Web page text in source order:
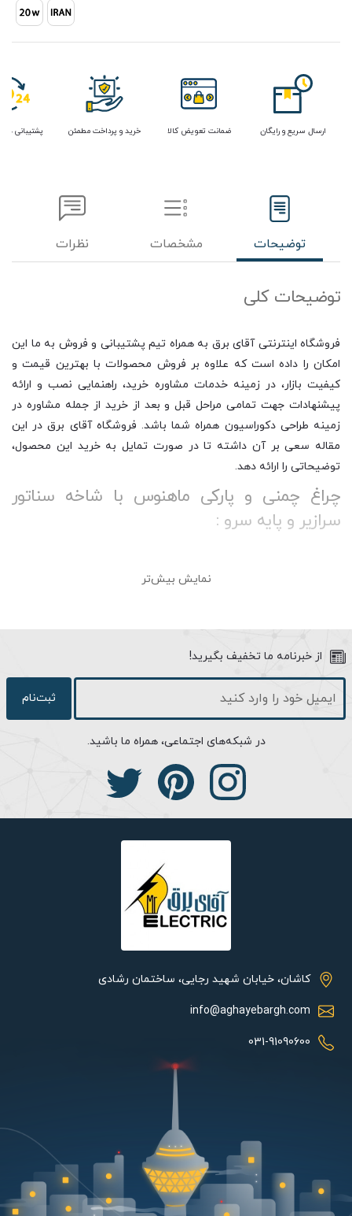
ارسال سریع و رایگان ضمانت تعویض کالا خرید و پرداخت مطمئن پشتیبانی
توضیحات مشخصات نظرات
توضیحات کلی
فروشگاه اینترنتی آقای برق به همراه تیم پشتیبانی و فروش به ما این
امکان را داده است که علاوه بر فروش محصولات با بهترین قیمت و
کیفیت بازار، در زمینه خدمات مشاوره خرید، راهنمایی نصب و ارائه
پیشنهادات جهت تمامی مراحل قبل و بعد از خرید از جمله مشاوره در
زمینه طراحی دکوراسیون همراه شما باشد. فروشگاه آقای برق در این
مقاله سعی بر آن داشته تا در صورت تمایل به خرید این محصول،
توضیحاتی را ارائه دهد.
چراغ چمنی و پارکی ماهنوس با شاخه سناتور
سرازیر و پایه سرو :
به نظم، زیبایی و جزئیات اهمیت می‌دهند. روشنایی‌ها یکی از عوامل
شب بیشتر هم می‌شود! به همین دلیل انتخاب یک چراغ محوطه‌ای
درخور، مناسب و چشم‌نواز می‌تواند تضمین کننده یک‌دستی و زیبایی
محصولات گروه روشنایی شب‌تاب است که مورد توجه خریداران
خاص‌پسند هم قرار گرفته است. ظرافت در طراحی، ویژگی بارز این نمونه
متفاوت را در محیط‌های خارجی ایجاد می‌کند.
نمی‌توان این نکته را ناگفته گذاشت که طراحی متفاوت این محصول،
آن را از دیگر همتایان خودش در بازار روشنایی و چراغ‌های محوطه‌ای
متمایز می‌کند. چراغ ماهنوس با پیج و تاب‌ها و خطوط مواجی که دارد
چراغی دقیق و خیره کننده و یک روشنایی منحصر به فرد است. اگر برای
انتخاب چراغ‌های ویلا یا فضاهای بزرگ و محوطه‌های خارجی خود دچار
تردید هستید و به دنبال محصولی می‌گردید که مشابهش در محوطه‌ها
به سختی یافت شود، چراغ ماهنوس می‌تواند یکی از اصلی‌ترین
گزینه‌های شما باشد! زیبایی این چراغ‌های محوطه‌ای علاوه بر اینکه شما
از مهم ترین ویژگی های یک چراغ پارکی که برای چراغ های محوطه دارای
اهمیت می باشد، نوردهی متقارن و یکنواخت آن است که این ویژگی
طبق استانداردهای مختلف در مرحله طراحی و ساخت این محصول
رعایت شده است. یکی دیگر از شاخص های مهم چراغ های محوطه
شاخص حفاظت (IP) می باشد. این ویژگی میزان مقاومت محصول در
برابر آسیب دیدن در برابر باران، گرد و غبار و عوامل محیطی را نشان می
را دارد که میزان مقاومت آن در برابر باران را دارد. در این محصول درزهای
بین حباب و بدنه با کمک نوار سلیکونی کاملا عایق بندی شده است.
همچنین برای ساخت بدنه این محصول از آلومینیوم دایکاست استفاده
شده که علاوه بر سبکی، مقاومت بالایی در برابر خوردگی و زنگ زدگی
نمایش بیش‌تر
از خبرنامه ما تخفیف بگیرید!
ثبت‌نام
در شبکه‌های اجتماعی، همراه ما باشید.
کاشان، خیابان شهید رجایی، ساختمان رشادی
info@aghayebargh.com
031-91090600